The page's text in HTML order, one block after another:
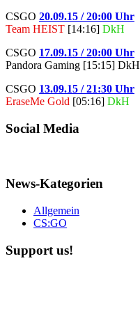
CSGO 20.09.15 / 20:00 Uhr
Team HEIST [14:16] DkH
CSGO 17.09.15 / 20:00 Uhr
Pandora Gaming [15:15] DkH
CSGO 13.09.15 / 21:30 Uhr
EraseMe Gold [05:16] DkH
Social Media
News-Kategorien
Allgemein
CS:GO
Support us!